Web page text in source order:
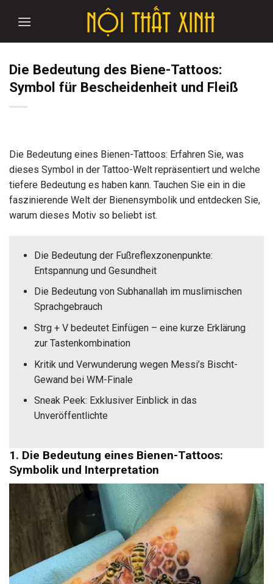
Die Bedeutung des Biene-Tattoos:
Symbol für Bescheidenheit und Fleiß
Die Bedeutung eines Bienen-Tattoos: Erfahren Sie, was
dieses Symbol in der Tattoo-Welt repräsentiert und welche
tiefere Bedeutung es haben kann. Tauchen Sie ein in die
faszinierende Welt der Bienensymbolik und entdecken Sie,
warum dieses Motiv so beliebt ist.
Die Bedeutung der Fußreflexzonenpunkte:
Entspannung und Gesundheit
Die Bedeutung von Subhanallah im muslimischen
Sprachgebrauch
Strg + V bedeutet Einfügen – eine kurze Erklärung
zur Tastenkombination
Kritik und Verwunderung wegen Messi’s Bischt-
Gewand bei WM-Finale
Sneak Peek: Exklusiver Einblick in das
Unveröffentlichte
1. Die Bedeutung eines Bienen-Tattoos:
Symbolik und Interpretation